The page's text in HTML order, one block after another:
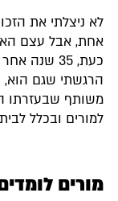
לא ניצלתי את
אחת, אבל עצם
כעת, 35
הרגשתי שגם הוא,
משותף שבעזרתו
למורים ובכלל
מורים